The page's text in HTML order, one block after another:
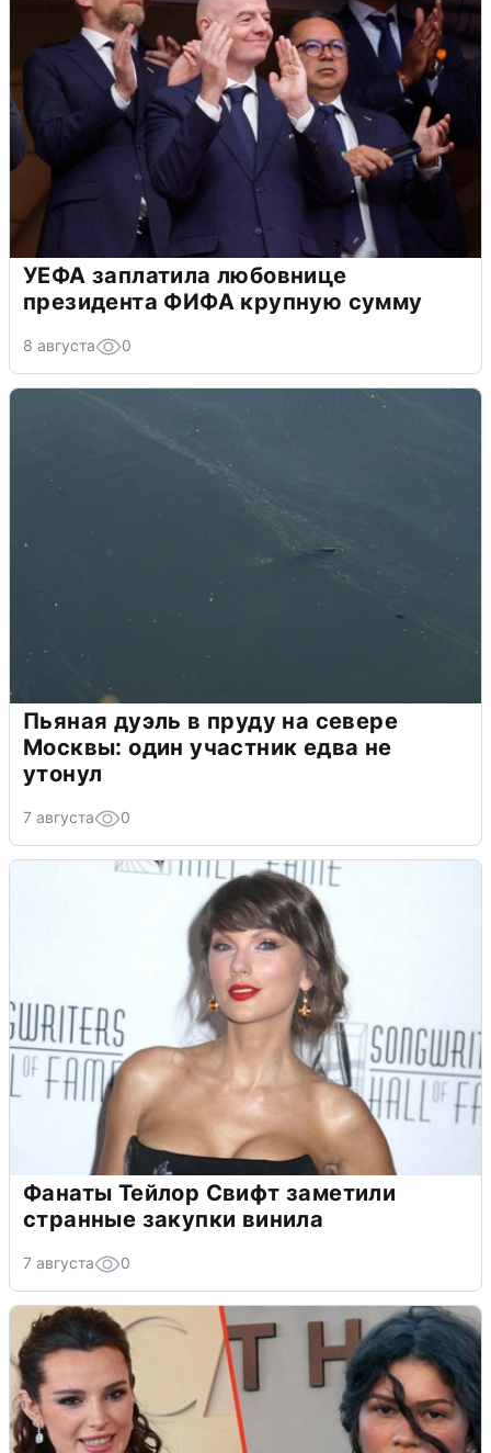
УЕФА заплатила любовнице
президента ФИФА крупную сумму
8 августа 0
Пьяная дуэль в пруду на севере
Москвы: один участник едва не
утонул
7 августа 0
Фанаты Тейлор Свифт заметили
странные закупки винила
7 августа 0